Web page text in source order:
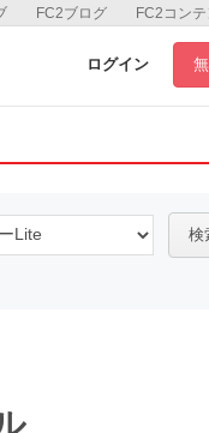
FC2コン
FC2ブログ
ログイン
検